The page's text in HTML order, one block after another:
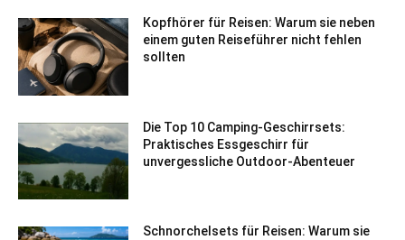
Kopfhörer für Reisen: Warum sie neben
einem guten Reiseführer nicht fehlen
sollten
Die Top 10 Camping-Geschirrsets:
Praktisches Essgeschirr für
unvergessliche Outdoor-Abenteuer
Schnorchelsets für Reisen: Warum sie